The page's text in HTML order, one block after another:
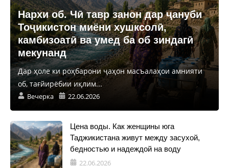
Нархи об. Чӣ тавр занон дар ҷануби
Тоҷикистон миёни хушксолӣ,
камбизоатӣ ва умед ба об зиндагӣ
мекунанд
Дар ҳоле ки роҳбарони ҷаҳон масъалаҳои амнияти
об, тағйирёбии иқлим...
Вечерка 22.06.2026
Цена воды. Как женщины юга
Таджикистана живут между засухой,
бедностью и надеждой на воду
22.06.2026